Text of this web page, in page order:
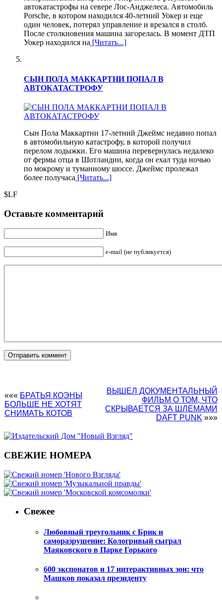
автокатастрофы на севере Лос-Анджелеса. Автомобиль
Porsche, в котором находился 40-летний Уокер и еще
один человек, потерял управление и врезался в столб.
После столкновения машина загорелась. В момент ДТП
Уокер находился на [Читать...]
СЫН ПОЛА МАККАРТНИ ПОПАЛ В
АВТОКАТАСТРОФУ
Сын Пола Маккартни 17-летний Джеймс недавно попал
в автомобильную катастрофу, в которой получил
перелом лодыжки. Его машина перевернулась недалеко
от фермы отца в Шотландии, когда он ехал туда ночью
по мокрому и туманному шоссе. Джеймс пролежал
более получаса [Читать...]
$LF
Оставьте комментарий
Имя
e-mail (не публикуется)
««« БРАТЬЯ КОЭНЫ
БОЛЬШЕ НЕ ХОТЯТ
СНИМАТЬ КОТОВ
ВЫШЕЛ ДОКУМЕНТАЛЬНЫЙ
ФИЛЬМ О ТОМ, ЧТО
СКРЫВАЕТСЯ ЗА ШЛЕМАМИ
DAFT PUNK »»»
СВЕЖИЕ НОМЕРА
Свежее
Любовный треугольник с Брик и
саморазрушение: Кологривый сыграл
Маяковского в Парке Горького
600 экспонатов и 17 интерактивных зон: что
Машков показал президенту